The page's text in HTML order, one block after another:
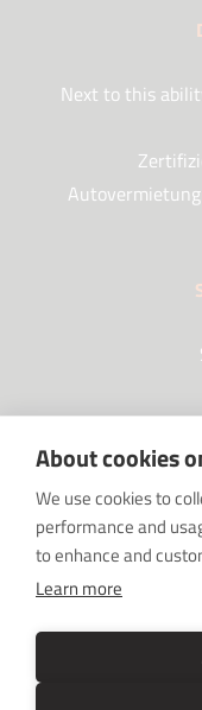
About cookies
We use cookies to
performance and
to enhance and
Learn more
Next to this
SRC